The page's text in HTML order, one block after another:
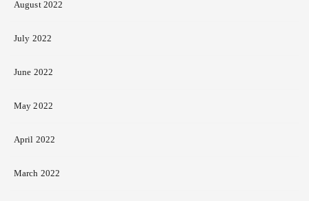
August 2022
July 2022
June 2022
May 2022
April 2022
March 2022